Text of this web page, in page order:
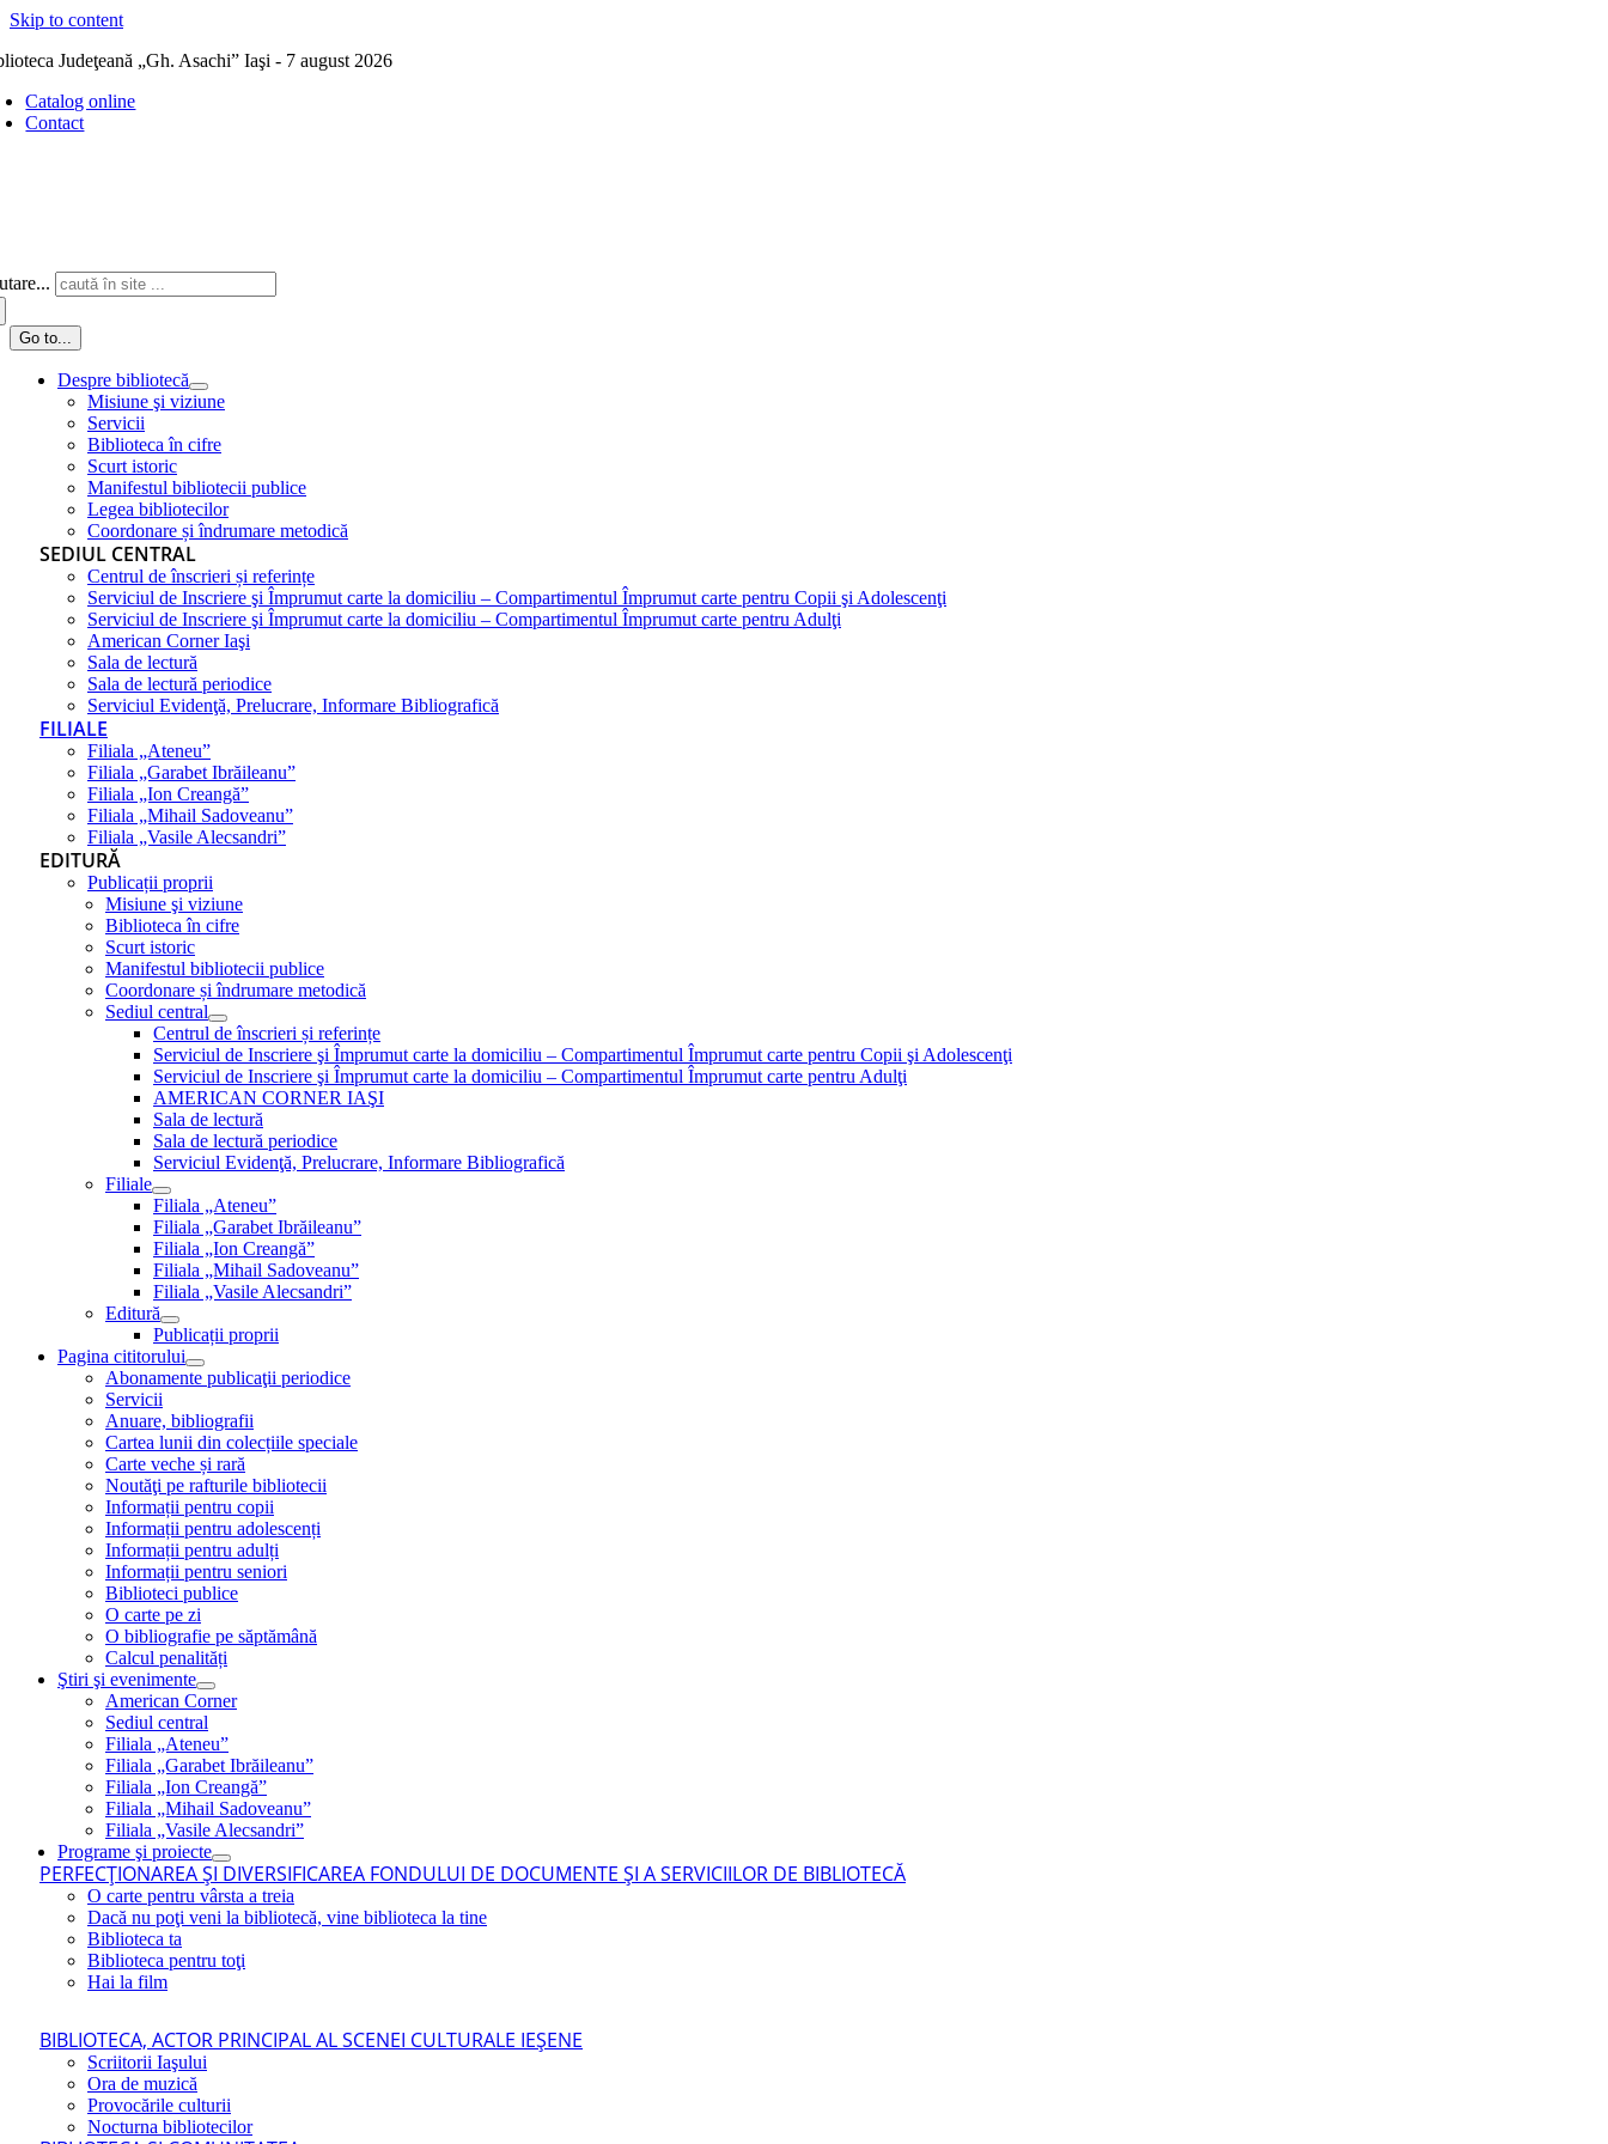
Skip to content
Judeţeană „Gh. Asachi” Iaşi - 7 august 2026
Catalog online
Contact
Go to...
Despre bibliotecă
Misiune şi viziune
Servicii
Biblioteca în cifre
Scurt istoric
Manifestul bibliotecii publice
Legea bibliotecilor
Coordonare și îndrumare metodică
SEDIUL CENTRAL
Centrul de înscrieri și referințe
Serviciul de Inscriere şi Împrumut carte la domiciliu – Compartimentul Împrumut carte pentru Copii şi Adolescenţi
Serviciul de Inscriere şi Împrumut carte la domiciliu – Compartimentul Împrumut carte pentru Adulţi
American Corner Iaşi
Sala de lectură
Sala de lectură periodice
Serviciul Evidenţă, Prelucrare, Informare Bibliografică
FILIALE
Filiala „Ateneu”
Filiala „Garabet Ibrăileanu”
Filiala „Ion Creangă”
Filiala „Mihail Sadoveanu”
Filiala „Vasile Alecsandri”
EDITURĂ
Publicații proprii
Misiune şi viziune
Biblioteca în cifre
Scurt istoric
Manifestul bibliotecii publice
Coordonare și îndrumare metodică
Sediul central
Centrul de înscrieri și referințe
Serviciul de Inscriere şi Împrumut carte la domiciliu – Compartimentul Împrumut carte pentru Copii şi Adolescenţi
Serviciul de Inscriere şi Împrumut carte la domiciliu – Compartimentul Împrumut carte pentru Adulţi
AMERICAN CORNER IAŞI
Sala de lectură
Sala de lectură periodice
Serviciul Evidenţă, Prelucrare, Informare Bibliografică
Filiale
Filiala „Ateneu”
Filiala „Garabet Ibrăileanu”
Filiala „Ion Creangă”
Filiala „Mihail Sadoveanu”
Filiala „Vasile Alecsandri”
Editură
Publicații proprii
Pagina cititorului
Abonamente publicaţii periodice
Servicii
Anuare, bibliografii
Cartea lunii din colecțiile speciale
Carte veche și rară
Noutăţi pe rafturile bibliotecii
Informații pentru copii
Informații pentru adolescenți
Informații pentru adulți
Informații pentru seniori
Biblioteci publice
O carte pe zi
O bibliografie pe săptămână
Calcul penalități
Ştiri şi evenimente
American Corner
Sediul central
Filiala „Ateneu”
Filiala „Garabet Ibrăileanu”
Filiala „Ion Creangă”
Filiala „Mihail Sadoveanu”
Filiala „Vasile Alecsandri”
Programe şi proiecte
PERFECŢIONAREA ŞI DIVERSIFICAREA FONDULUI DE DOCUMENTE ŞI A SERVICIILOR DE BIBLIOTECĂ
O carte pentru vârsta a treia
Dacă nu poţi veni la bibliotecă, vine biblioteca la tine
Biblioteca ta
Biblioteca pentru toţi
Hai la film
BIBLIOTECA, ACTOR PRINCIPAL AL SCENEI CULTURALE IEŞENE
Scriitorii Iaşului
Ora de muzică
Provocările culturii
Nocturna bibliotecilor